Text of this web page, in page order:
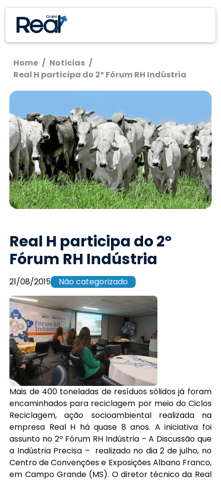
Home / Noticias /
Real H participa do 2º Fórum RH Indústria
Real H participa do 2º
Fórum RH Indústria
21/08/2015 Não categorizado
Mais de 400 toneladas de resíduos sólidos já foram
encaminhados para reciclagem por meio do Ciclos
Reciclagem, ação socioambiental realizada na
empresa Real H há quase 8 anos. A iniciativa foi
assunto no 2º Fórum RH Indústria – A Discussão que
a Indústria Precisa – realizado no dia 2 de julho, no
Centro de Convenções e Exposições Albano Franco,
em Campo Grande (MS). O diretor técnico da Real